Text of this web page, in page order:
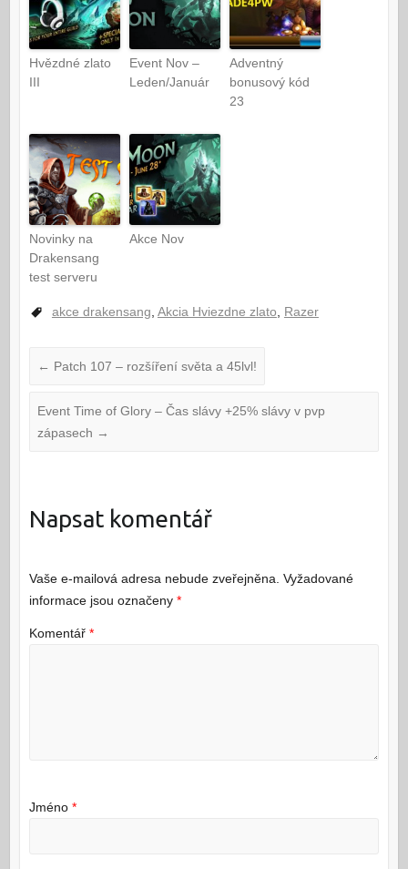
Hvězdné zlato
III
Event Nov –
Leden/Január
Adventný
bonusový kód
23
Novinky na
Drakensang
test serveru
Akce Nov
akce drakensang Akcia Hviezdne zlato Razer
← Patch 107 – rozšíření světa a 45lvl!
Event Time of Glory – Čas slávy +25% slávy v pvp
zápasech →
Napsat komentář
Vaše e-mailová adresa nebude zveřejněna. Vyžadované
informace jsou označeny *
Komentář *
Jméno *